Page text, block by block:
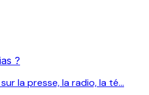
?
la presse, la radio, la té...